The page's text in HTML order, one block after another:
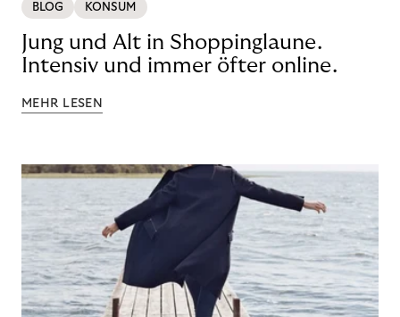
BLOG KONSUM
Jung und Alt in Shoppinglaune.
Intensiv und immer öfter online.
MEHR LESEN